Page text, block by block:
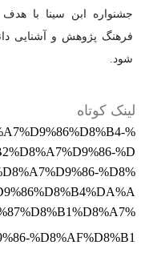
جشنواره ابن سینا با
فرهنگ پژوهش و آشنایی
شود.
لینک کوتاه
%
%D
%D8%
%D8%AF%D8%B1